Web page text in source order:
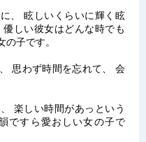
、 眩しいくらいに輝く眩
しい彼女はどんな時でも
子です。
思わず時間を忘れて、 会
楽しい時間があっという
ですら愛おしい女の子で